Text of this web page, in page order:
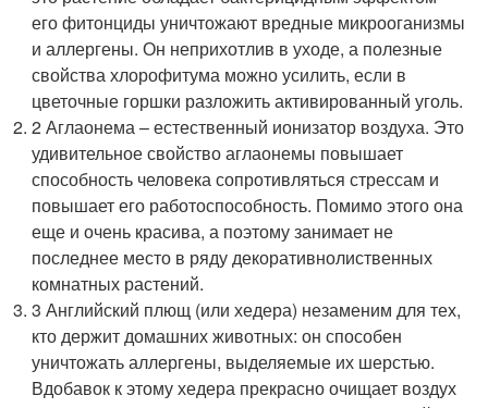
его фитонциды уничтожают вредные микрооганизмы
и аллергены. Он неприхотлив в уходе, а полезные
свойства хлорофитума можно усилить, если в
цветочные горшки разложить активированный уголь.
2 Аглаонема – естественный ионизатор воздуха. Это
удивительное свойство аглаонемы повышает
способность человека сопротивляться стрессам и
повышает его работоспособность. Помимо этого она
еще и очень красива, а поэтому занимает не
последнее место в ряду декоративнолиственных
комнатных растений.
3 Английский плющ (или хедера) незаменим для тех,
кто держит домашних животных: он способен
уничтожать аллергены, выделяемые их шерстью.
Вдобавок к этому хедера прекрасно очищает воздух